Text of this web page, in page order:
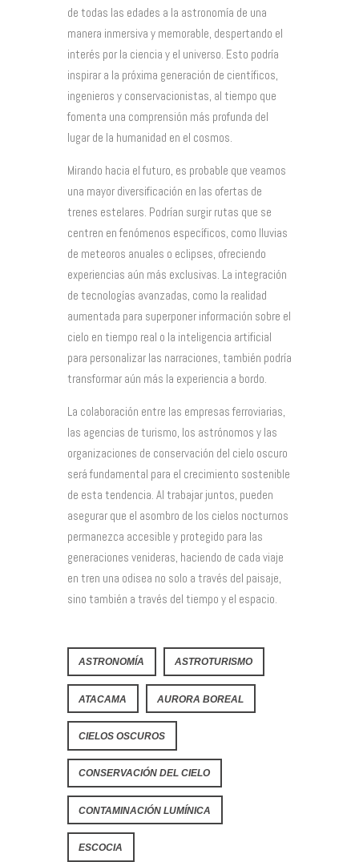
de todas las edades a la astronomía de una
manera inmersiva y memorable, despertando el
interés por la ciencia y el universo. Esto podría
inspirar a la próxima generación de científicos,
ingenieros y conservacionistas, al tiempo que
fomenta una comprensión más profunda del
lugar de la humanidad en el cosmos.
Mirando hacia el futuro, es probable que veamos
una mayor diversificación en las ofertas de
trenes estelares. Podrían surgir rutas que se
centren en fenómenos específicos, como lluvias
de meteoros anuales o eclipses, ofreciendo
experiencias aún más exclusivas. La integración
de tecnologías avanzadas, como la realidad
aumentada para superponer información sobre el
cielo en tiempo real o la inteligencia artificial
para personalizar las narraciones, también podría
transformar aún más la experiencia a bordo.
La colaboración entre las empresas ferroviarias,
las agencias de turismo, los astrónomos y las
organizaciones de conservación del cielo oscuro
será fundamental para el crecimiento sostenible
de esta tendencia. Al trabajar juntos, pueden
asegurar que el asombro de los cielos nocturnos
permanezca accesible y protegido para las
generaciones venideras, haciendo de cada viaje
en tren una odisea no solo a través del paisaje,
sino también a través del tiempo y el espacio.
ASTRONOMÍA ASTROTURISMO
ATACAMA AURORA BOREAL
CIELOS OSCUROS
CONSERVACIÓN DEL CIELO
CONTAMINACIÓN LUMÍNICA
ESCOCIA